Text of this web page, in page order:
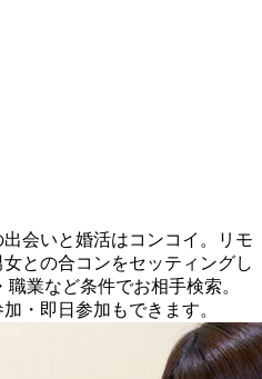
会いと婚活はコンコイ。リモ
との合コンをセッティングし
業など条件でお相手検索。
・即日参加もできます。